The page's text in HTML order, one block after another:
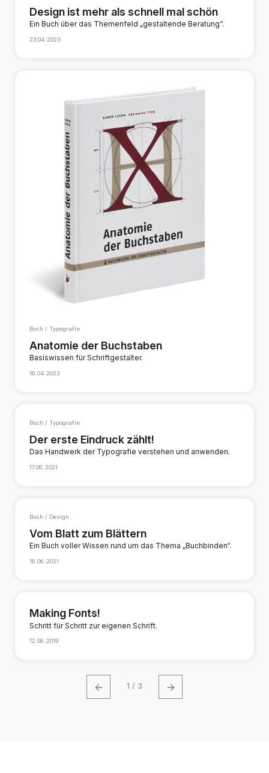
Design ist mehr als schnell mal schön
Ein Buch über das Themenfeld „gestaltende Beratung“.
23.04.2023
Buch / Typografie
Anatomie der Buchstaben
Basiswissen für Schriftgestalter.
18.04.2023
Buch / Typografie
Der erste Eindruck zählt!
Das Handwerk der Typografie verstehen und anwenden.
17.06.2021
Buch / Design
Vom Blatt zum Blättern
Ein Buch voller Wissen rund um das Thema „Buchbinden“.
16.06.2021
Making Fonts!
Schritt für Schritt zur eigenen Schrift.
12.08.2019
← 1 / 3 →